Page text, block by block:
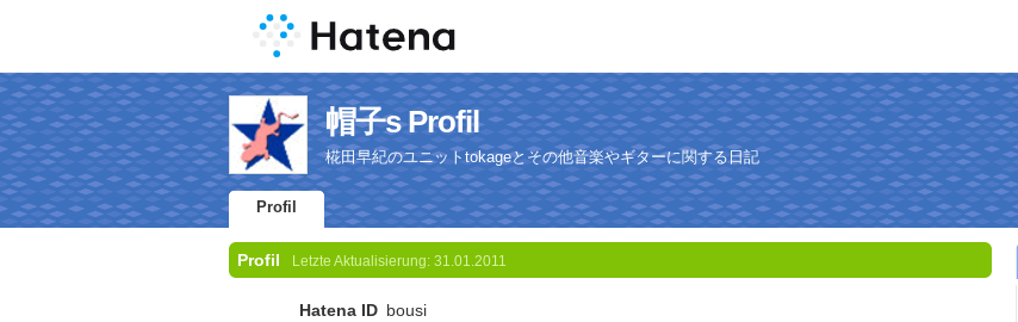
帽子s Profil
椛田早紀のユニットtokageとその他音楽やギターに関する日記
Profil
Profil Letzte Aktualisierung: 31.01.2011
Hatena ID bousi